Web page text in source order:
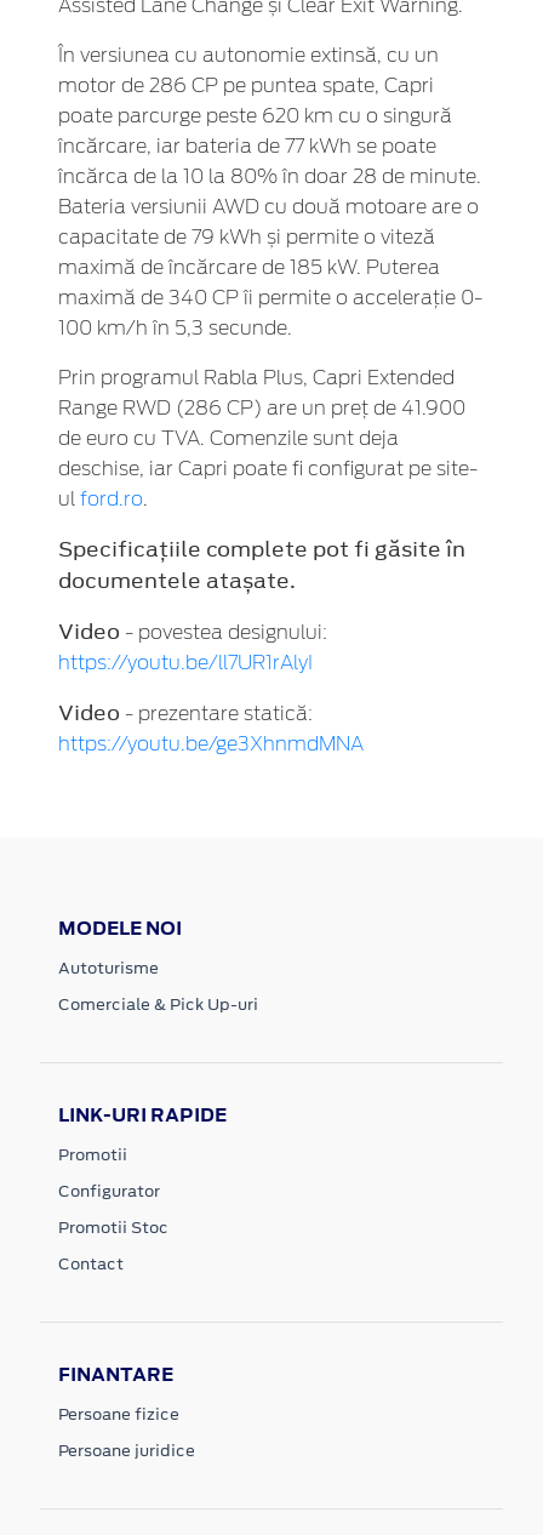
Assisted Lane Change și Clear Exit Warning.
În versiunea cu autonomie extinsă, cu un
motor de 286 CP pe puntea spate, Capri
poate parcurge peste 620 km cu o singură
încărcare, iar bateria de 77 kWh se poate
încărca de la 10 la 80% în doar 28 de minute.
Bateria versiunii AWD cu două motoare are o
capacitate de 79 kWh și permite o viteză
maximă de încărcare de 185 kW. Puterea
maximă de 340 CP îi permite o accelerație 0-
100 km/h în 5,3 secunde.
Prin programul Rabla Plus, Capri Extended
Range RWD (286 CP) are un preț de 41.900
de euro cu TVA. Comenzile sunt deja
deschise, iar Capri poate fi configurat pe site-
ul ford.ro.
Specificațiile complete pot fi găsite în
documentele atașate.
Video - povestea designului:
https://youtu.be/ll7UR1rAlyI
Video - prezentare statică:
https://youtu.be/ge3XhnmdMNA
MODELE NOI
Autoturisme
Comerciale & Pick Up-uri
LINK-URI RAPIDE
Promotii
Configurator
Promotii Stoc
Contact
FINANTARE
Persoane fizice
Persoane juridice